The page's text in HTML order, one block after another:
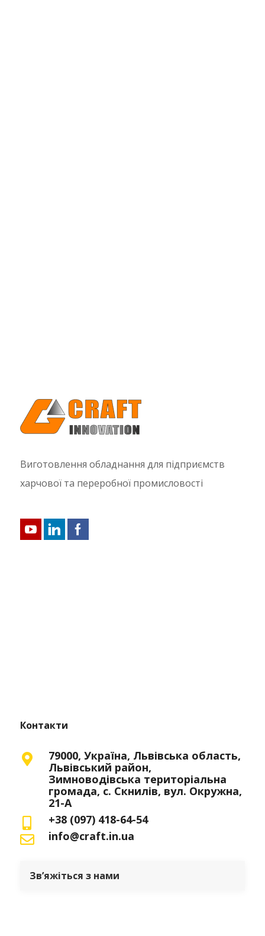
Виготовлення обладнання для підприємств
харчової та переробної промисловості
Контакти
79000, Україна, Львівська область,
Львівський район,
Зимноводівська територіальна
громада, с. Скнилів, вул. Окружна,
21-А
+38 (097) 418-64-54
info@craft.in.ua
Зв’яжіться з нами